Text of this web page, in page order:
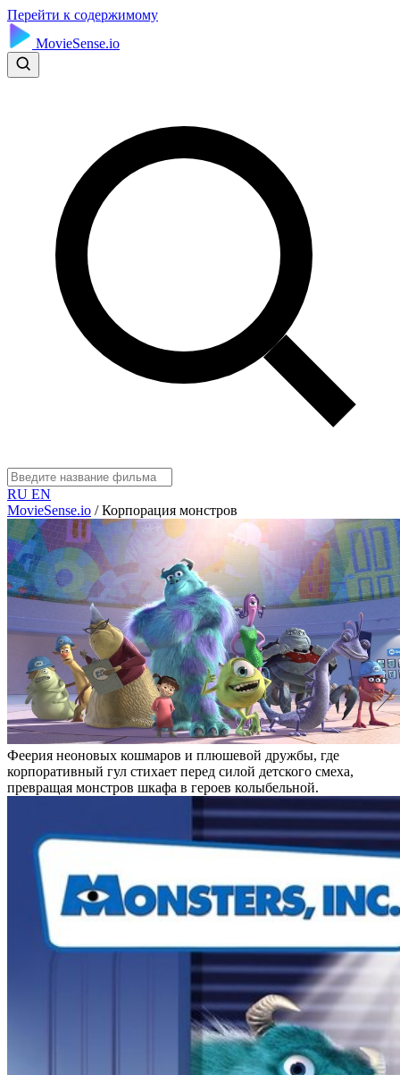
Перейти к содержимому
MovieSense.io
RU EN
MovieSense.io / Корпорация монстров
Феерия неоновых кошмаров и плюшевой дружбы, где
корпоративный гул стихает перед силой детского смеха,
превращая монстров шкафа в героев колыбельной.